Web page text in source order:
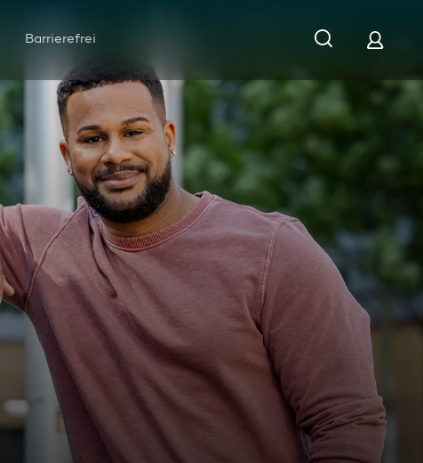
Barrierefrei